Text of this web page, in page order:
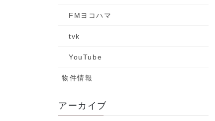
FMヨコハマ
tvk
YouTube
物件情報
アーカイブ